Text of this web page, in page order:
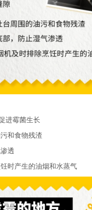
进霉菌生长
和食物残渣
透
时产生的油烟和水蒸气